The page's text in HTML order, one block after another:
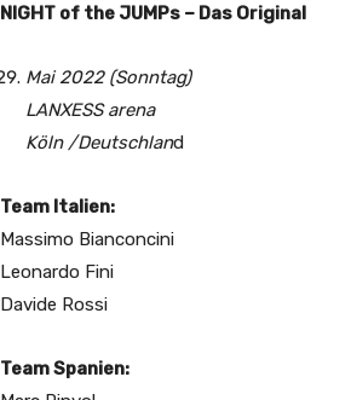
NIGHT of the JUMPs – Das Original
Mai 2022 (Sonntag)
LANXESS arena
Köln /Deutschland
Team Italien:
Massimo Bianconcini
Leonardo Fini
Davide Rossi
Team Spanien: